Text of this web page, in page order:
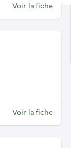
Voir la fiche
Voir la fiche